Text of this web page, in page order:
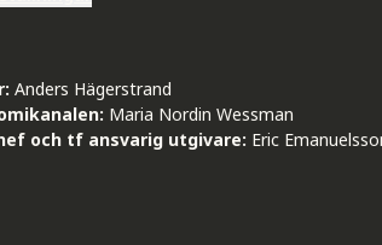
Anders Hägerstrand
Maria Nordin Wessman
och tf ansvarig utgivare: Eric